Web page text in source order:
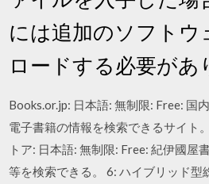
には追加のソフトウ
ロードする必要があ
Books.or.jp: 日本語: 無制限: Free: 国
電子書籍の情報を検索できるサイト
トア: 日本語: 無制限: Free: 紀伊國屋
等を検索できる。 6: ハイブリッド型